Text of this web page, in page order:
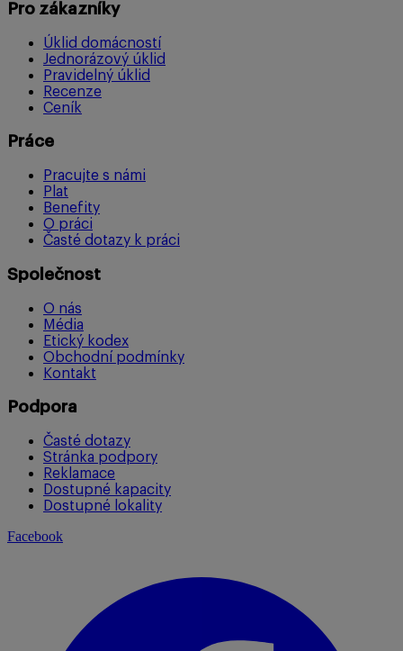
Pro zákazníky
Úklid domácností
Jednorázový úklid
Pravidelný úklid
Recenze
Ceník
Práce
Pracujte s námi
Plat
Benefity
O práci
Časté dotazy k práci
Společnost
O nás
Média
Etický kodex
Obchodní podmínky
Kontakt
Podpora
Časté dotazy
Stránka podpory
Reklamace
Dostupné kapacity
Dostupné lokality
Facebook